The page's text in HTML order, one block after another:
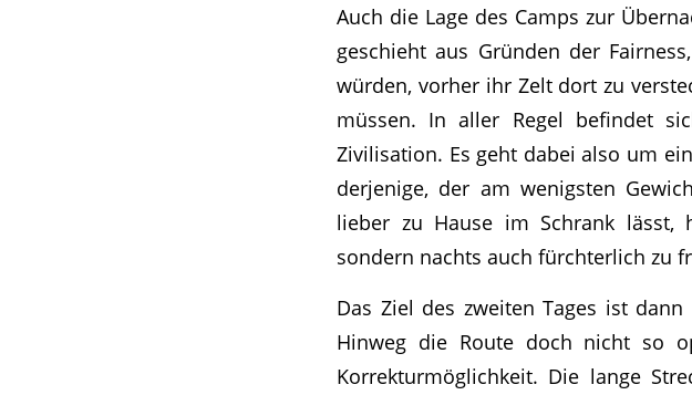
Auch die Lage des Camps zur
geschieht aus Gründen der
würden, vorher ihr Zelt dort zu
müssen. In aller Regel befindet
Zivilisation. Es geht dabei also um
derjenige, der am wenigsten
lieber zu Hause im Schrank lässt,
sondern nachts auch fürchterlich zu
Das Ziel des zweiten Tages ist
Hinweg die Route doch nicht so
Korrekturmöglichkeit. Die lange